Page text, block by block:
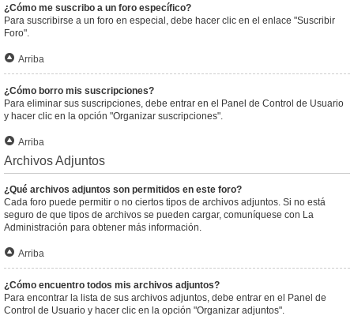
¿Cómo me suscribo a un foro específico?
Para suscribirse a un foro en especial, debe hacer clic en el enlace "Suscribir
Foro".
Arriba
¿Cómo borro mis suscripciones?
Para eliminar sus suscripciones, debe entrar en el Panel de Control de Usuario
y hacer clic en la opción "Organizar suscripciones".
Arriba
Archivos Adjuntos
¿Qué archivos adjuntos son permitidos en este foro?
Cada foro puede permitir o no ciertos tipos de archivos adjuntos. Si no está
seguro de que tipos de archivos se pueden cargar, comuníquese con La
Administración para obtener más información.
Arriba
¿Cómo encuentro todos mis archivos adjuntos?
Para encontrar la lista de sus archivos adjuntos, debe entrar en el Panel de
Control de Usuario y hacer clic en la opción "Organizar adjuntos".